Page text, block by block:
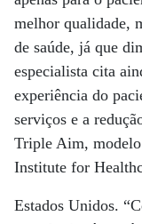
melhor qualidade,
de saúde, já que
especialista cita
experiência do
serviços e a
Triple Aim,
Institute for
Estados Unidos.